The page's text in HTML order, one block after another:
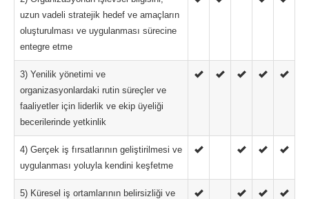
uzun vadeli stratejik hedef ve amaçların
oluşturulması ve uygulanması sürecine
entegre etme
3) Yenilik yönetimi ve
organizasyonlardaki rutin süreçler ve
faaliyetler için liderlik ve ekip üyeliği
becerilerinde yetkinlik
4) Gerçek iş fırsatlarının geliştirilmesi ve
uygulanması yoluyla kendini keşfetme
5) Küresel iş ortamlarının belirsizliği ve